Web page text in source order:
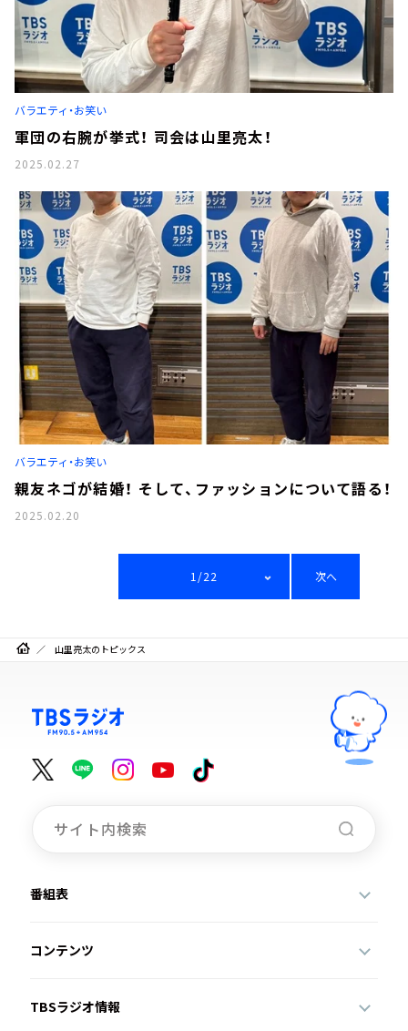
バラエティ・お笑い
軍団の右腕が挙式！ 司会は山里亮太！
2025.02.27
バラエティ・お笑い
親友ネゴが結婚！ そして、ファッションについて語る！
2025.02.20
1/22 次へ
山里亮太のトピックス
番組表
コンテンツ
TBSラジオ情報